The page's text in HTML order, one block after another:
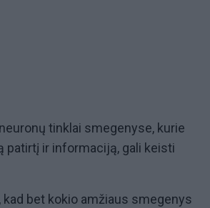
tinklai smegenyse, kurie
patirtį ir informaciją, gali keisti
kad bet kokio amžiaus smegenys